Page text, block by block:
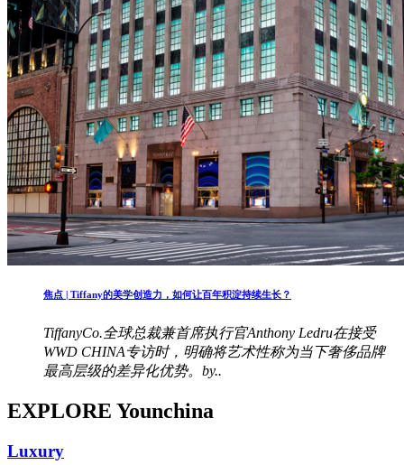
焦点 | Tiffany的美学创造力，如何让百年积淀持续生长？
TiffanyCo.全球总裁兼首席执行官Anthony Ledru在接受
WWD CHINA专访时，明确将艺术性称为当下奢侈品牌
最高层级的差异化优势。by..
EXPLORE Younchina
Luxury